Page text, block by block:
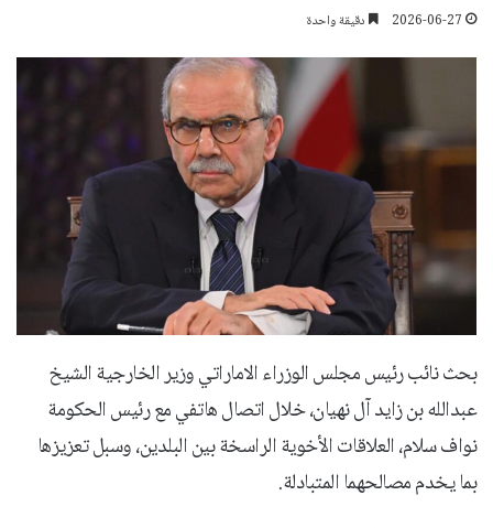
2026-06-27 دقيقة واحدة
بحث نائب رئيس مجلس الوزراء الاماراتي وزير الخارجية الشيخ
عبدالله بن زايد آل نهيان، خلال اتصال هاتفي مع رئيس الحكومة
نواف سلام، العلاقات الأخوية الراسخة بين البلدين، وسبل تعزيزها
بما يخدم مصالحهما المتبادلة.